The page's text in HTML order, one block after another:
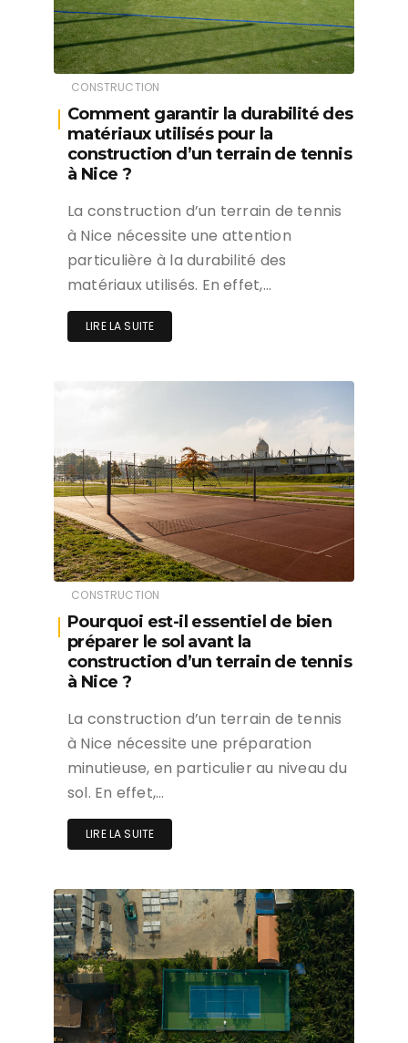
CONSTRUCTION
Comment garantir la durabilité des
matériaux utilisés pour la
construction d’un terrain de tennis
à Nice ?
La construction d’un terrain de tennis
à Nice nécessite une attention
particulière à la durabilité des
matériaux utilisés. En effet,…
LIRE LA SUITE
CONSTRUCTION
Pourquoi est-il essentiel de bien
préparer le sol avant la
construction d’un terrain de tennis
à Nice ?
La construction d’un terrain de tennis
à Nice nécessite une préparation
minutieuse, en particulier au niveau du
sol. En effet,…
LIRE LA SUITE